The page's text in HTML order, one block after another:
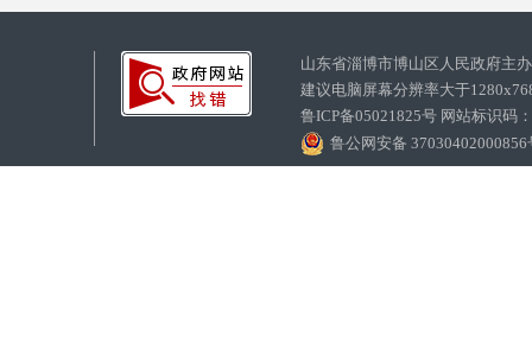
山东省淄博市博山区人民政府
建议电脑屏幕分辨率大于
鲁ICP备05021825号 网站标识码
鲁公网安备 37030402000856